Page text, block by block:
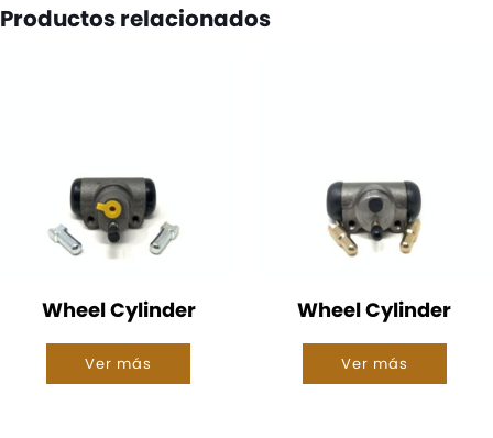
Productos relacionados
Wheel Cylinder
Ver más
Wheel Cylinder
Ver más